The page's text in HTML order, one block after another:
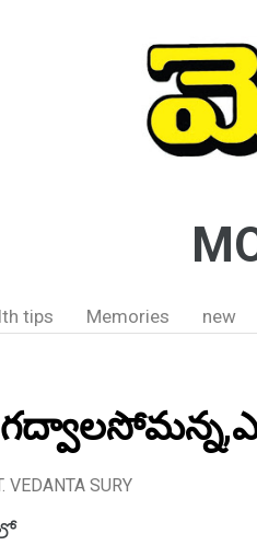
tips Memories new
VEDANTA SURY